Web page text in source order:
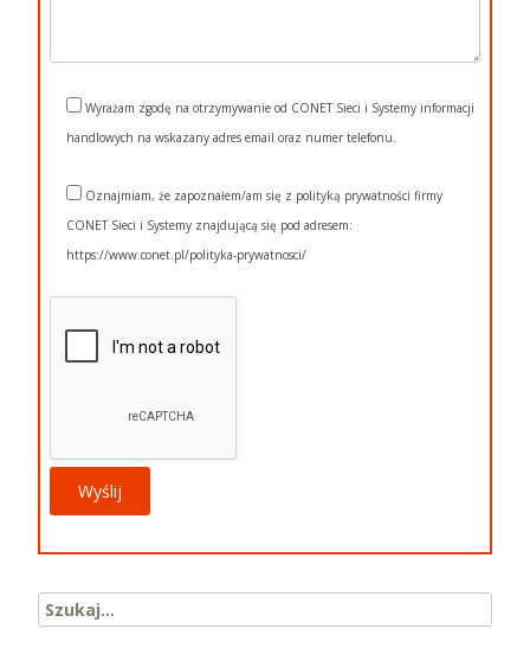
Wyrażam zgodę na otrzymywanie od CONET Sieci i Systemy informacji
handlowych na wskazany adres email oraz numer telefonu.
Oznajmiam, że zapoznałem/am się z polityką prywatności firmy
CONET Sieci i Systemy znajdującą się pod adresem:
https://www.conet.pl/polityka-prywatnosci/
Search for: